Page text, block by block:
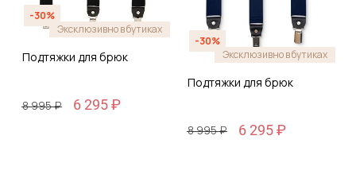
-30%
Эксклюзивно в бутиках
Подтяжки для брюк
8 995 ₽ 6 295 ₽
-30%
Эксклюзивно в бутиках
Подтяжки для брюк
8 995 ₽ 6 295 ₽